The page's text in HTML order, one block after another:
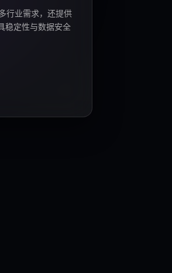
行业需求，还提供
稳定性与数据安全